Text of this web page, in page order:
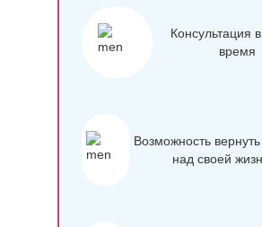
Консультация
время
Возможность
над своей